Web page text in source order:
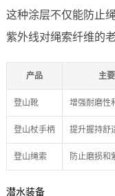
这种涂层不仅能防止
紫外线对绳索纤维的老
产品 主
登山靴 增强耐磨性
登山杖手柄 提升握持舒
登山绳索 防止磨损和
潜水装备